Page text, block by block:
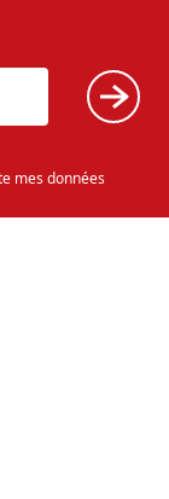
mes données